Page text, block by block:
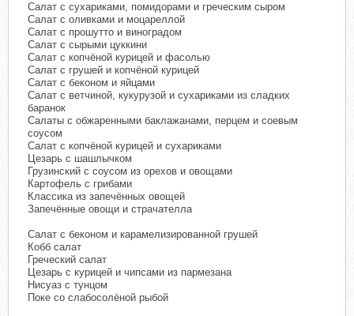
Салат с сухариками, помидорами и греческим сыром
Салат с оливками и моцареллой
Салат с прошутто и виноградом
Салат с сырыми цуккини
Салат с копчёной курицей и фасолью
Салат с грушей и копчёной курицей
Салат с беконом и яйцами
Салат с ветчиной, кукурузой и сухариками из сладких
баранок
Салаты с обжаренными баклажанами, перцем и соевым
соусом
Салат с копчёной курицей и сухариками
Цезарь с шашлычком
Грузинский с соусом из орехов и овощами
Картофель с грибами
Классика из запечённых овощей
Запечённые овощи и страчателла
Салат с беконом и карамелизированной грушей
Кобб салат
Греческий салат
Цезарь с курицей и чипсами из пармезана
Нисуаз с тунцом
Поке со слабосолёной рыбой